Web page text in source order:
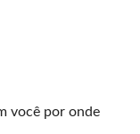
você por onde